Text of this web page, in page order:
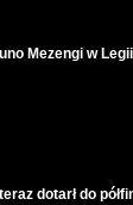
Mezengi w
dotarł do